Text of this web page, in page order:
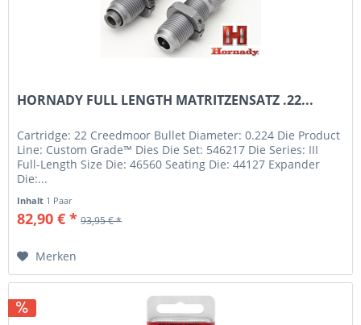
HORNADY FULL LENGTH MATRITZENSATZ .22...
Cartridge: 22 Creedmoor Bullet Diameter: 0.224 Die Product
Line: Custom Grade™ Dies Die Set: 546217 Die Series: III
Full-Length Size Die: 46560 Seating Die: 44127 Expander
Die:...
Inhalt 1 Paar
82,90 € * 93,95 € *
Merken